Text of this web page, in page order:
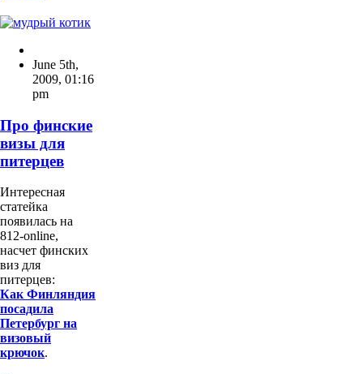
June 5th,
2009, 01:16
pm
Про финские
визы для
питерцев
Интересная
статейка
появилась на
812-online,
насчет финских
виз для
питерцев:
Как Финляндия
посадила
Петербург на
визовый
крючок.